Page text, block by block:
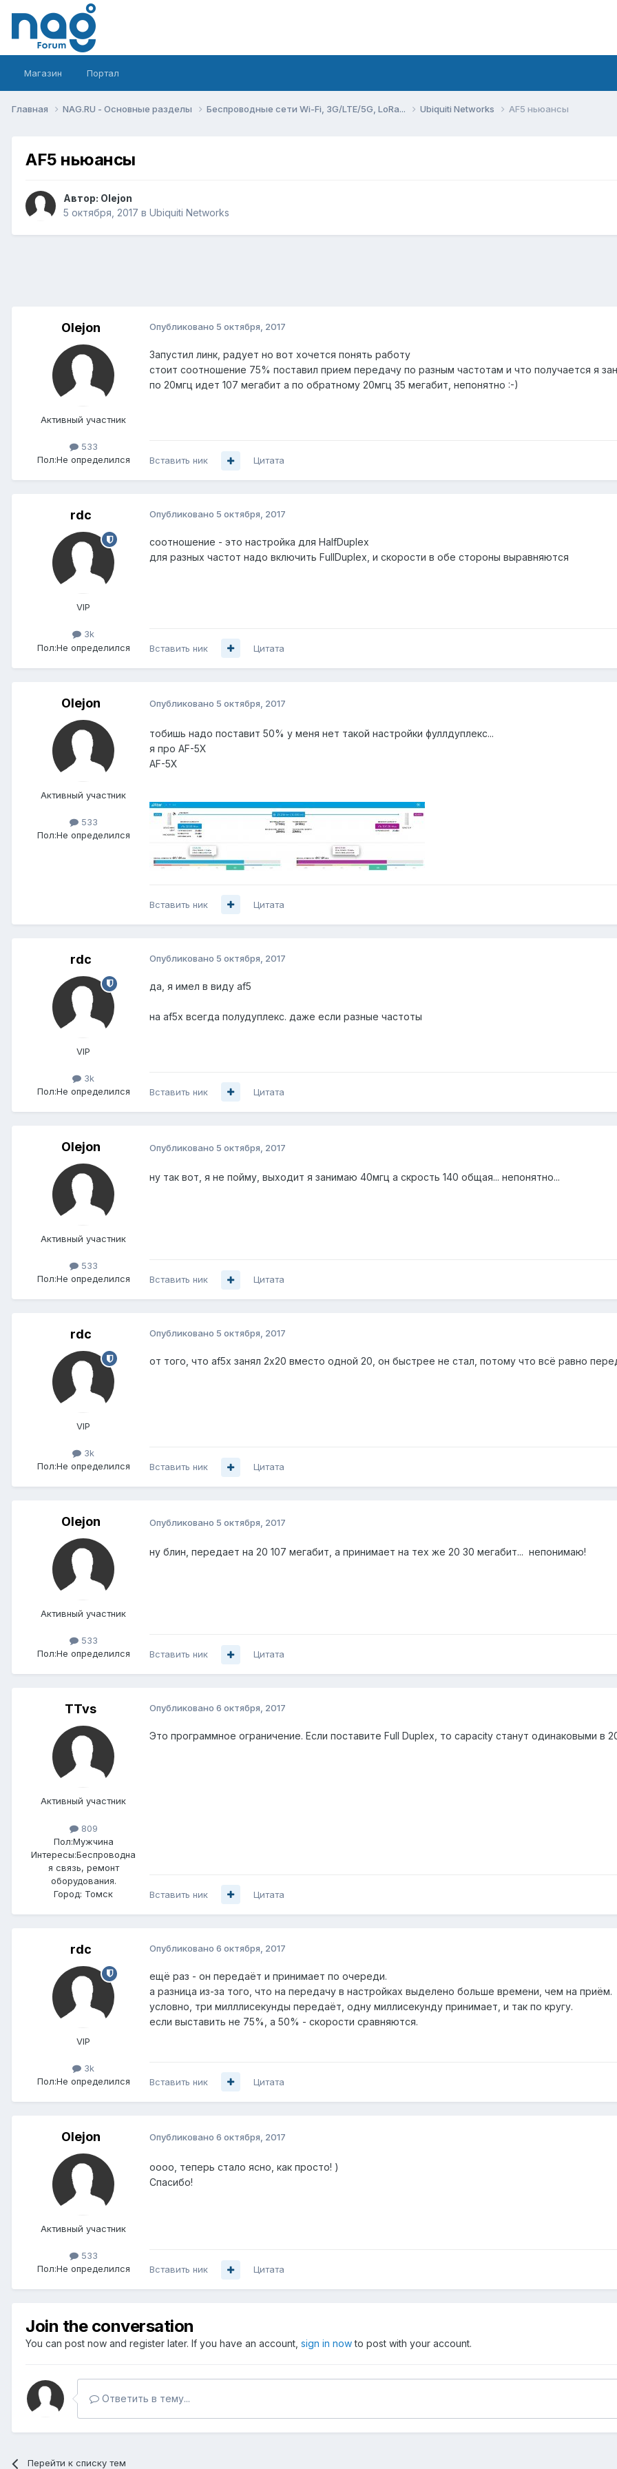
Магазин Портал
Главная NAG.RU - Основные разделы Беспроводные сети Wi-Fi, 3G/LTE/5G, LoRa... Ubiquiti Networks AF5 ньюансы
AF5 ньюансы
Автор: Olejon
5 октября, 2017 в Ubiquiti Networks
Olejon
Активный участник
533
Пол:Не определился
Опубликовано 5 октября, 2017
Запустил линк, радует но вот хочется понять работу
стоит соотношение 75% поставил прием передачу по разным частотам и что получается я
по 20мгц идет 107 мегабит а по обратному 20мгц 35 мегабит, непонятно :-)
Вставить ник Цитата
rdc
VIP
3k
Пол:Не определился
Опубликовано 5 октября, 2017
соотношение - это настройка для HalfDuplex
для разных частот надо включить FullDuplex, и скорости в обе стороны выравняются
Вставить ник Цитата
Olejon
Активный участник
533
Пол:Не определился
Опубликовано 5 октября, 2017
тобишь надо поставит 50% у меня нет такой настройки фуллдуплекс...
я про AF-5X
AF-5X
Вставить ник Цитата
rdc
VIP
3k
Пол:Не определился
Опубликовано 5 октября, 2017
да, я имел в виду af5
на af5x всегда полудуплекс. даже если разные частоты
Вставить ник Цитата
Olejon
Активный участник
533
Пол:Не определился
Опубликовано 5 октября, 2017
ну так вот, я не пойму, выходит я занимаю 40мгц а скрость 140 общая... непонятно...
Вставить ник Цитата
rdc
VIP
3k
Пол:Не определился
Опубликовано 5 октября, 2017
от того, что af5x занял 2x20 вместо одной 20, он быстрее не стал, потому что всё равно
Вставить ник Цитата
Olejon
Активный участник
533
Пол:Не определился
Опубликовано 5 октября, 2017
ну блин, передает на 20 107 мегабит, а принимает на тех же 20 30 мегабит... непонимаю!
Вставить ник Цитата
TTvs
Активный участник
809
Пол:Мужчина
Интересы:Беспроводна
я связь, ремонт
оборудования.
Город: Томск
Опубликовано 6 октября, 2017
Это программное ограничение. Если поставите Full Duplex, то capacity станут одинаковыми в
Вставить ник Цитата
rdc
VIP
3k
Пол:Не определился
Опубликовано 6 октября, 2017
ещё раз - он передаёт и принимает по очереди.
а разница из-за того, что на передачу в настройках выделено больше времени, чем на приём.
условно, три милллисекунды передаёт, одну миллисекунду принимает, и так по кругу.
если выставить не 75%, а 50% - скорости сравняются.
Вставить ник Цитата
Olejon
Активный участник
533
Пол:Не определился
Опубликовано 6 октября, 2017
оооо, теперь стало ясно, как просто! )
Спасибо!
Вставить ник Цитата
Join the conversation
You can post now and register later. If you have an account, sign in nowto post with your account.
Ответить в тему...
Перейти к списку тем